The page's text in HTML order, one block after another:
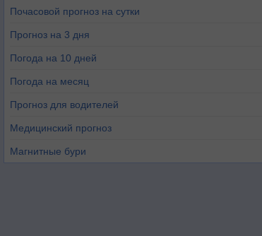
Почасовой прогноз на сутки
Прогноз на 3 дня
Погода на 10 дней
Погода на месяц
Прогноз для водителей
Медицинский прогноз
Магнитные бури